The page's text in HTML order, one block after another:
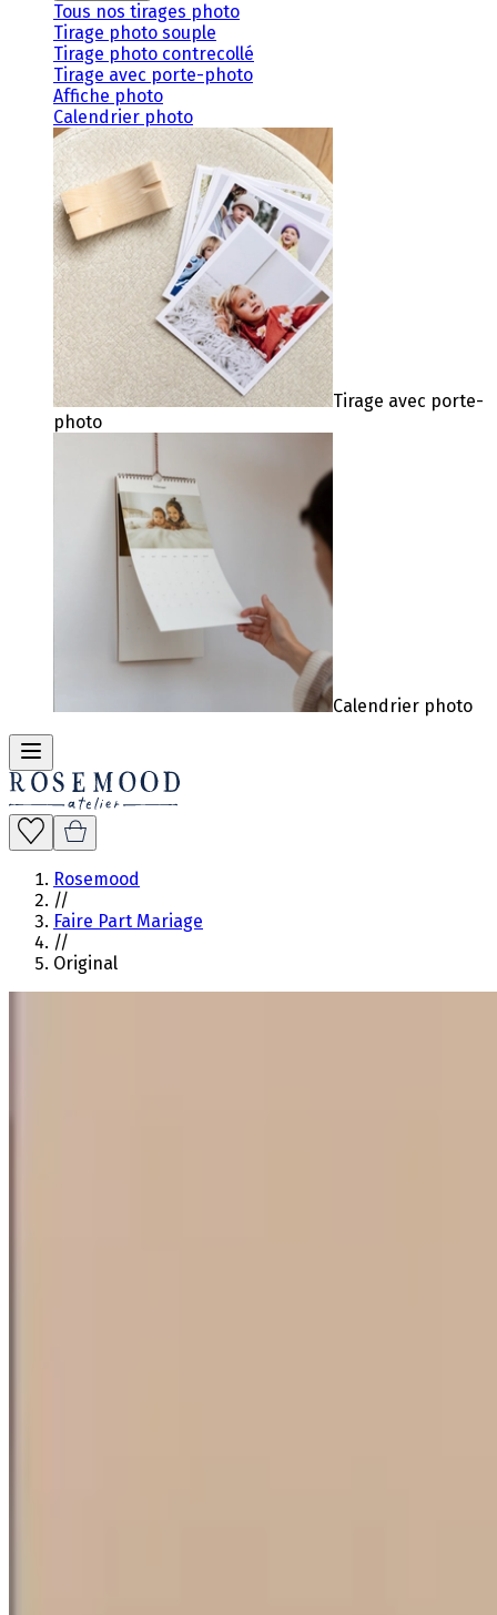
Tous nos tirages photo
Tirage photo souple
Tirage photo contrecollé
Tirage avec porte-photo
Affiche photo
Calendrier photo
Tirage avec porte-
photo
Calendrier photo
Rosemood
//
Faire Part Mariage
//
Original